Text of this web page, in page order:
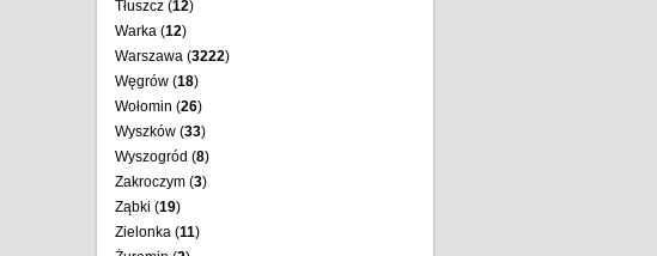
Tłuszcz (12)
Warka (12)
Warszawa (3222)
Węgrów (18)
Wołomin (26)
Wyszków (33)
Wyszogród (8)
Zakroczym (3)
Ząbki (19)
Zielonka (11)